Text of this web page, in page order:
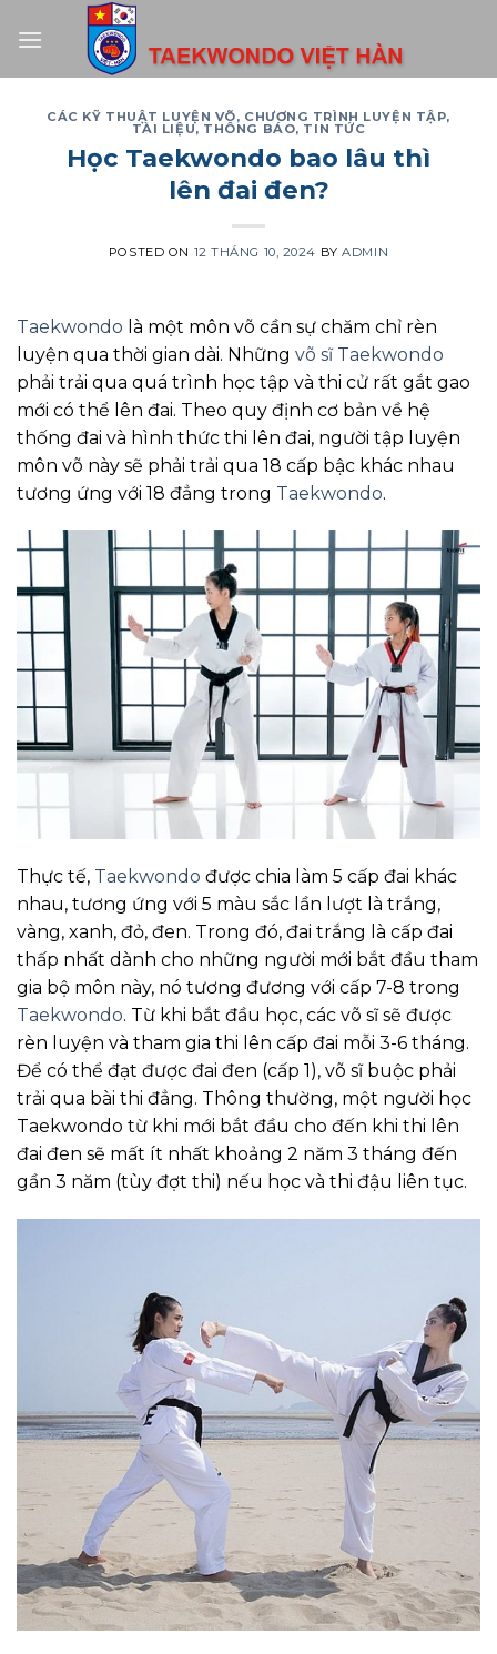
CÁC KỸ THUẬT LUYỆN VÕ, CHƯƠNG TRÌNH LUYỆN TẬP,
TÀI LIỆU, THÔNG BÁO, TIN TỨC
Học Taekwondo bao lâu thì
lên đai đen?
POSTED ON 12 THÁNG 10, 2024 BYADMIN
Taekwondo là một môn võ cần sự chăm chỉ rèn
luyện qua thời gian dài. Những võ sĩ Taekwondo
phải trải qua quá trình học tập và thi cử rất gắt gao
mới có thể lên đai. Theo quy định cơ bản về hệ
thống đai và hình thức thi lên đai, người tập luyện
môn võ này sẽ phải trải qua 18 cấp bậc khác nhau
tương ứng với 18 đẳng trong Taekwondo.
Thực tế, Taekwondo được chia làm 5 cấp đai khác
nhau, tương ứng với 5 màu sắc lần lượt là trắng,
vàng, xanh, đỏ, đen. Trong đó, đai trắng là cấp đai
thấp nhất dành cho những người mới bắt đầu tham
gia bộ môn này, nó tương đương với cấp 7-8 trong
Taekwondo. Từ khi bắt đầu học, các võ sĩ sẽ được
rèn luyện và tham gia thi lên cấp đai mỗi 3-6 tháng.
Để có thể đạt được đai đen (cấp 1), võ sĩ buộc phải
trải qua bài thi đẳng. Thông thường, một người học
Taekwondo từ khi mới bắt đầu cho đến khi thi lên
đai đen sẽ mất ít nhất khoảng 2 năm 3 tháng đến
gần 3 năm (tùy đợt thi) nếu học và thi đậu liên tục.